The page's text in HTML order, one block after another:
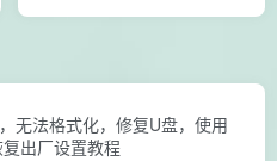
无法格式化，修复U盘，使用
出厂设置教程